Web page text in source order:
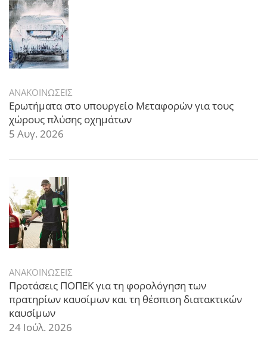
ΑΝΑΚΟΙΝΩΣΕΙΣ
Ερωτήματα στο υπουργείο Μεταφορών για τους
χώρους πλύσης οχημάτων
5 Αυγ. 2026
ΑΝΑΚΟΙΝΩΣΕΙΣ
Προτάσεις ΠΟΠΕΚ για τη φορολόγηση των
πρατηρίων καυσίμων και τη θέσπιση διατακτικών
καυσίμων
24 Ιούλ. 2026